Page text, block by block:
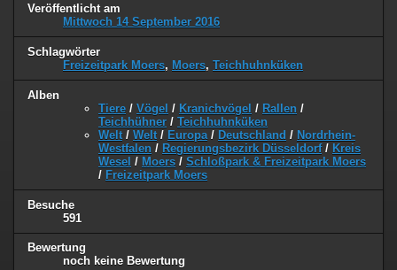
Veröffentlicht am
Mittwoch 14 September 2016
Schlagwörter
Freizeitpark Moers, Moers, Teichhuhnküken
Alben
Tiere / Vögel / Kranichvögel / Rallen /
Teichhühner / Teichhuhnküken
Welt / Welt / Europa / Deutschland / Nordrhein-
Westfalen / Regierungsbezirk Düsseldorf/ Kreis
Wesel / Moers / Schloßpark & Freizeitpark Moers
/ Freizeitpark Moers
Besuche
591
Bewertung
noch keine Bewertung